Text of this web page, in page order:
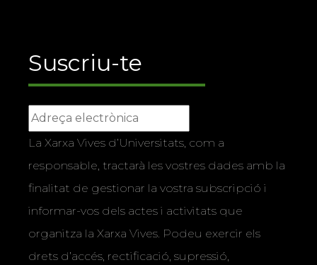
Suscriu-te
La Xarxa Vives d’Universitats, com a
responsable, tractarà les vostres dades amb la
finalitat de gestionar la vostra subscripció i
informar-vos dels actes i activitats que
organitza la Xarxa Vives. Podeu exercir els
drets d’accés, rectificació, supressió,